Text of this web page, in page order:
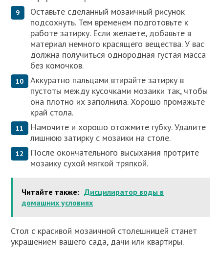
Оставьте сделанный мозаичный рисунок
подсохнуть. Тем временем подготовьте к
работе затирку. Если желаете, добавьте в
материал немного красящего вещества. У вас
должна получиться однородная густая масса
без комочков.
Аккуратно пальцами втирайте затирку в
пустоты между кусочками мозаики так, чтобы
она плотно их заполнила. Хорошо промажьте
край стола.
Намочите и хорошо отожмите губку. Удалите
лишнюю затирку с мозаики на столе.
После окончательного высыхания протрите
мозаику сухой мягкой тряпкой.
Читайте также: Дисцилиратор воды в
домашних условиях
Стол с красивой мозаичной столешницей станет
украшением вашего сада, дачи или квартиры.